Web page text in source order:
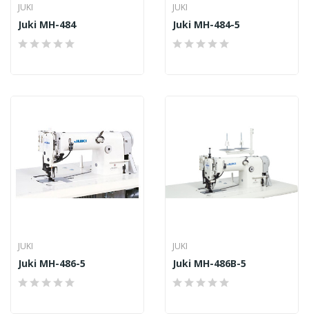
JUKI
Juki MH-484
JUKI
Juki MH-484-5
JUKI
Juki MH-486-5
JUKI
Juki MH-486B-5